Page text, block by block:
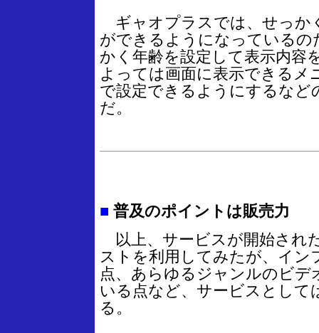
ギャオプラスでは、せっか
ができるようになっているの
かく年齢を設定して表示内容
よっては画面に表示できるメ
で設定できるようにするなど
だ。
■ 普及のポイントは販売力
以上、サービスが開始され
ストを利用してみたが、イン
点、あらゆるジャンルのビデ
いる点など、サービスとして
る。